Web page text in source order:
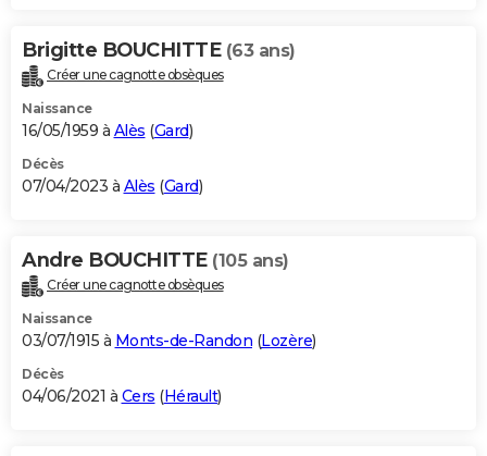
Carte de Noël
Carte Bonne année
Carte Saint-Valentin
Carte Pâques
Carte d'anniversaire
DICTIONNAIRE
Dictionnaire
Biographies
Citations
Expressions
Proverbes
PROGRAMME TV
S'inscrire
Se connecter
Lycées
Collèges
Primaires
Universités
Entreprises
Service militaire
Avis de recherche
AVIS DE DÉCÈS
Bricolage
Lifestyle
Culture
Sport
Auto
Television
Voyage
Cinema
Brigitte BOUCHITTE (63 ans)
Créer une cagnotte obsèques
Naissance
16/05/1959 à Alès (Gard)
Décès
07/04/2023 à Alès (Gard)
Andre BOUCHITTE (105 ans)
Créer une cagnotte obsèques
Naissance
03/07/1915 à Monts-de-Randon (Lozère)
Décès
04/06/2021 à Cers (Hérault)